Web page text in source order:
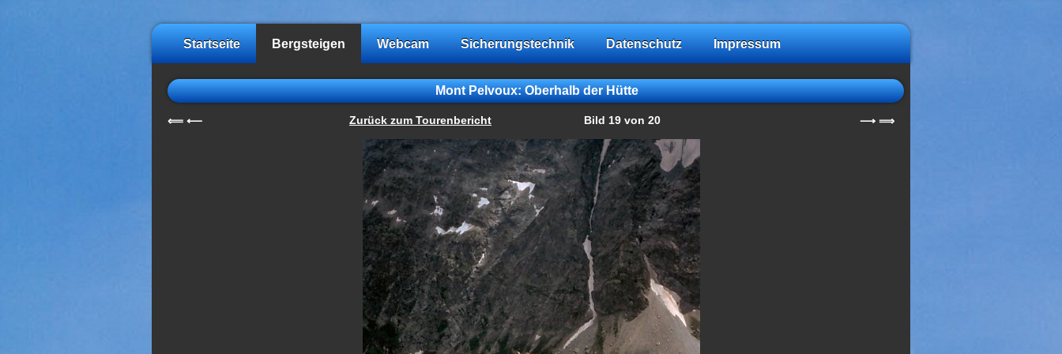
Startseite Bergsteigen Webcam Sicherungstechnik Datenschutz Impressum
Mont Pelvoux: Oberhalb der Hütte
⟸ ⟵ Zurück zum Tourenbericht Bild 19 von 20 ⟶ ⟹